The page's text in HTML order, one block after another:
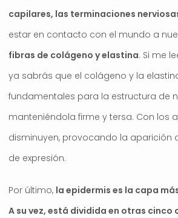
capilares, las terminaciones
estar en contacto con el mundo a
fibras de colágeno y elastina. Si me
ya sabrás que el colágeno y la
fundamentales para la estructura de
manteniéndola firme y tersa. Con los
disminuyen, provocando la aparición
de expresión.
Por último, la epidermis es la capa
A su vez, está dividida en otras cinco